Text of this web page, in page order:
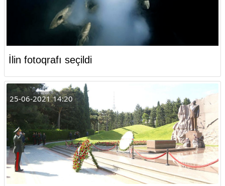
İlin fotoqrafı seçildi
25-06-2021 14:20